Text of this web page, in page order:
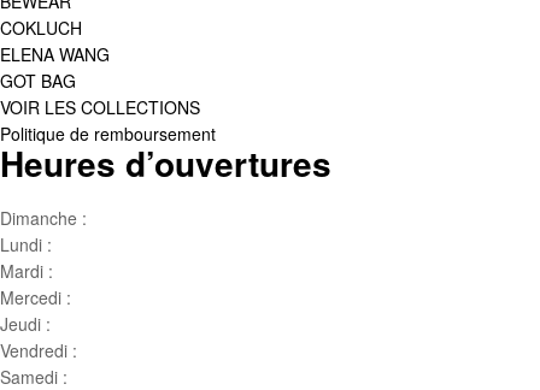
COKLUCH
ELENA WANG
GOT BAG
VOIR LES COLLECTIONS
Politique de remboursement
Heures d’ouvertures
Dimanche :
Lundi :
Mardi :
Mercedi :
Jeudi :
Vendredi :
Samedi :